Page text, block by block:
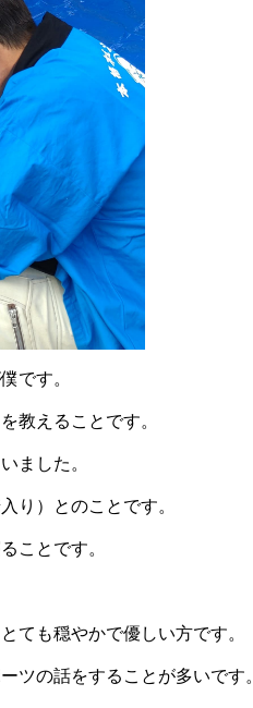
です。
教えることです。
ました。
り）とのことです。
ことです。
ても穏やかで優しい方です。
ツの話をすることが多いです